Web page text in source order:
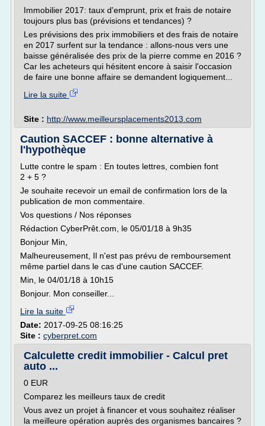
Immobilier 2017: taux d'emprunt, prix et frais de notaire
toujours plus bas (prévisions et tendances) ?
Les prévisions des prix immobiliers et des frais de notaire
en 2017 surfent sur la tendance : allons-nous vers une
baisse généralisée des prix de la pierre comme en 2016 ?
Car les acheteurs qui hésitent encore à saisir l'occasion
de faire une bonne affaire se demandent logiquement...
Lire la suite
Site : http://www.meilleursplacements2013.com
Caution SACCEF : bonne alternative à
l'hypothèque
Lutte contre le spam : En toutes lettres, combien font
2 + 5 ?
Je souhaite recevoir un email de confirmation lors de la
publication de mon commentaire.
Vos questions / Nos réponses
Rédaction CyberPrêt.com, le 05/01/18 à 9h35
Bonjour Min,
Malheureusement, Il n'est pas prévu de remboursement
même partiel dans le cas d'une caution SACCEF.
Min, le 04/01/18 à 10h15
Bonjour. Mon conseiller...
Lire la suite
Date: 2017-09-25 08:16:25
Site : cyberpret.com
Calculette credit immobilier - Calcul pret
auto ...
0 EUR
Comparez les meilleurs taux de credit
Vous avez un projet à financer et vous souhaitez réaliser
la meilleure opération auprès des organismes bancaires ?